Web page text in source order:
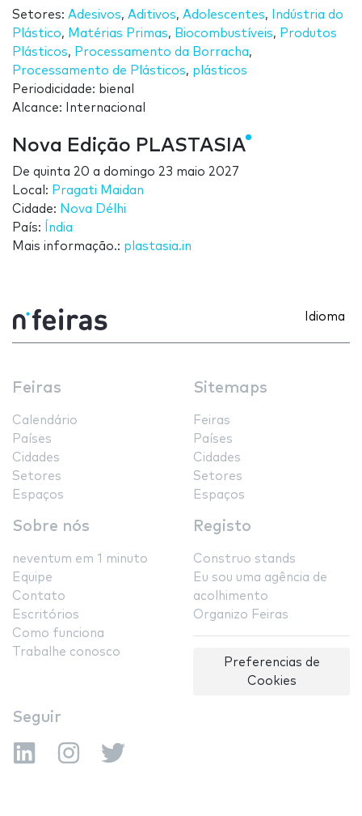
Setores: Adesivos, Aditivos, Adolescentes,
Indústria do
Plástico, Matérias Primas, Biocombustíveis, Produtos
Plásticos, Processamento da Borracha,
Processamento de Plásticos, plásticos
Periodicidade: bienal
Alcance: Internacional
Nova Edição PLASTASIA
De quinta 20 a domingo 23 maio 2027
Local: Pragati Maidan
Cidade: Nova Délhi
País:
Índia
Mais informação.: plastasia.in
Idioma
Feiras
Calendário
Países
Cidades
Setores
Espaços
Sitemaps
Feiras
Países
Cidades
Setores
Espaços
Sobre nós
neventum em 1 minuto
Equipe
Contato
Escritórios
Como funciona
Trabalhe conosco
Registo
Construo stands
Eu sou uma agência de
acolhimento
Organizo Feiras
Preferencias de
Cookies
Seguir